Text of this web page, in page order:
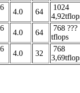
4.0 64
1024
4.0 64
768 ???
tflops
4.0 32
768